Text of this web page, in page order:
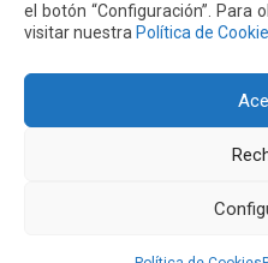
el botón “Configuración”.
visitar nuestra Política de